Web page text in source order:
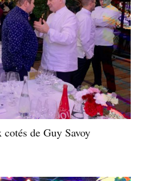
de Guy Savoy